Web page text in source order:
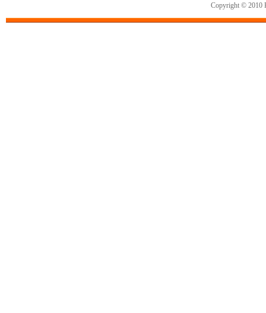
Copyright © 2010